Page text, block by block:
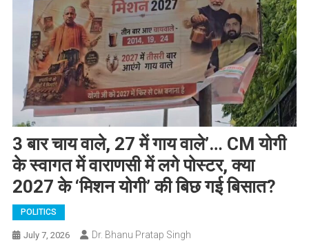
3 बार चाय वाले, 27 में गाय वाले’… CM योगी
के स्वागत में वाराणसी में लगे पोस्टर, क्या
2027 के ‘मिशन योगी’ की बिछ गई बिसात?
POLITICS
July 7, 2026 Dr. Bhanu Pratap Singh